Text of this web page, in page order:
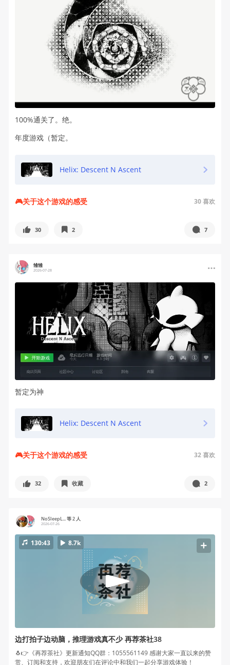
100%通关了。绝。
年度游戏（暂定。
Helix: Descent N Ascent
🎮关于这个游戏的感受 30喜欢
30 2 7
雏雏
2026-07-28
暂定为神
Helix: Descent N Ascent
🎮关于这个游戏的感受 32喜欢
32 收藏 2
NoSleepL... 等 2 人
2026-07-26
130:43 8.7k
边打拍子边动脑，推理游戏真不少 再荐茶社38
🐧👉《再荐茶社》更新通知QQ群：1055561149 感谢大家一直以来的赞
赏、订阅和支持，欢迎朋友们在评论中和我们一起分享游戏体验！